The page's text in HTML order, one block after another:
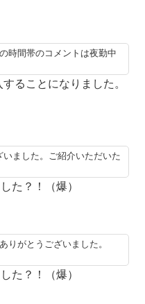
時間帯のコメントは夜勤中
ることになりました。
ました。ご紹介いただいた
た？！（爆）
りがとうございました。
た？！（爆）